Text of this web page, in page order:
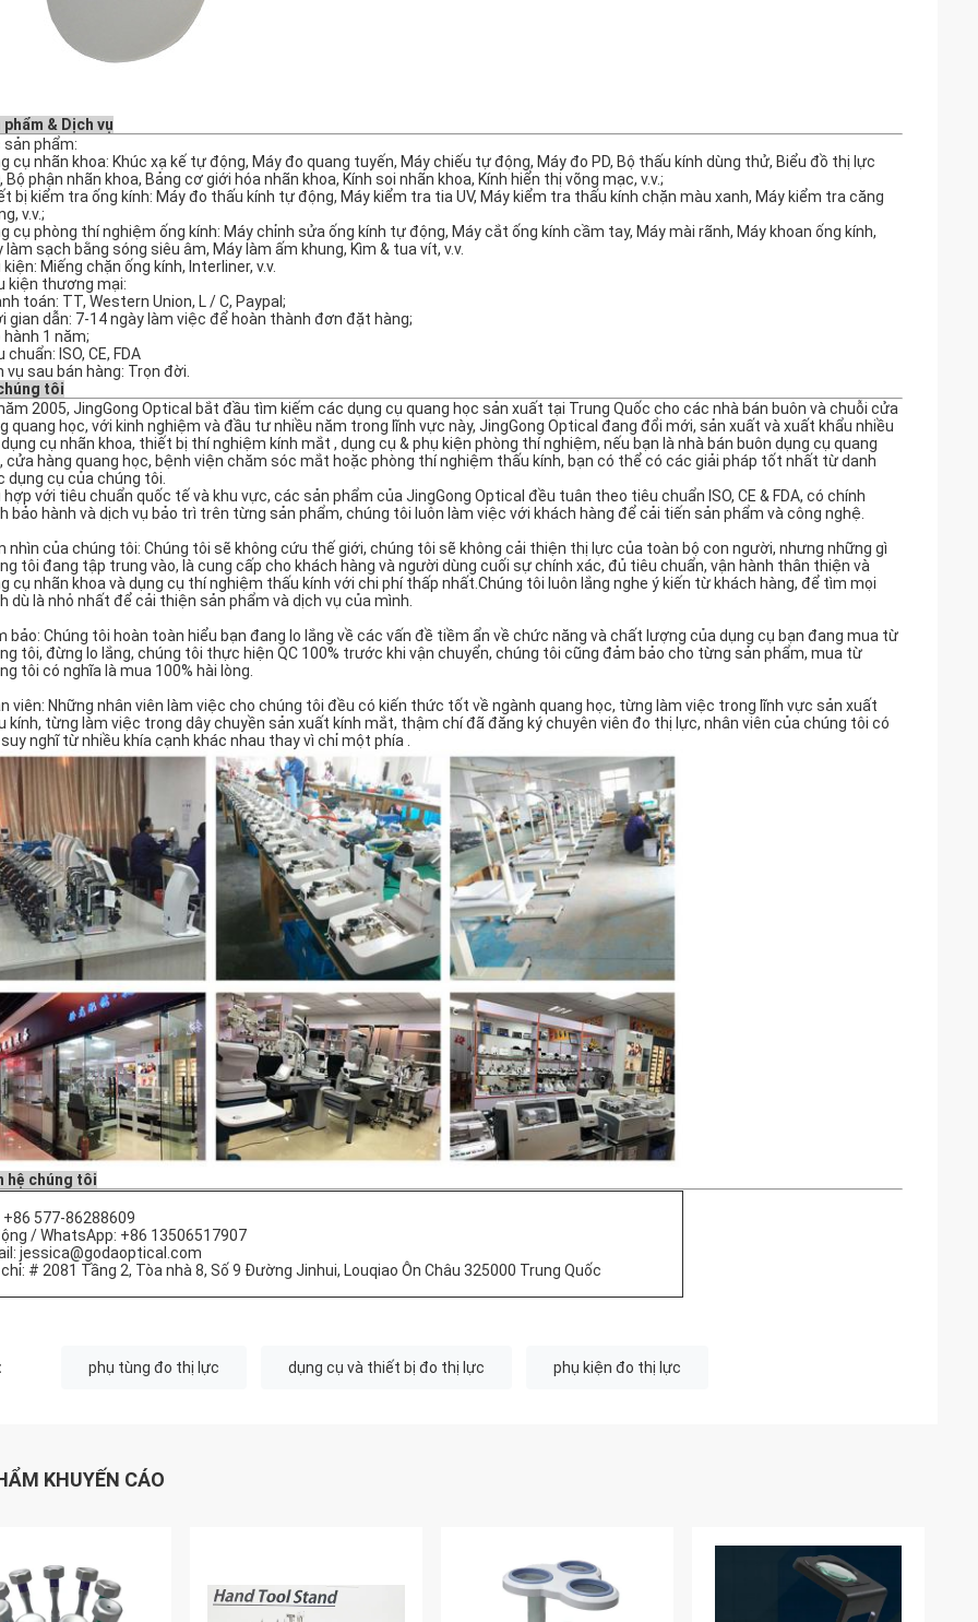
phẩm & Dịch vụ
sản phẩm:
cụ nhãn khoa: Khúc xạ kế tự động, Máy đo quang tuyến, Máy chiếu tự động, Máy đo PD, Bộ thấu kính dùng thử, Biểu đồ thị lực
Bộ phận nhãn khoa, Bảng cơ giới hóa nhãn khoa, Kính soi nhãn khoa, Kính hiển thị võng mạc, v.v.;
bị kiểm tra ống kính: Máy đo thấu kính tự động, Máy kiểm tra tia UV, Máy kiểm tra thấu kính chặn màu xanh, Máy kiểm tra căng
v.v.;
cụ phòng thí nghiệm ống kính: Máy chỉnh sửa ống kính tự động, Máy cắt ống kính cầm tay, Máy mài rãnh, Máy khoan ống kính,
làm sạch bằng sóng siêu âm, Máy làm ấm khung, Kìm & tua vít, v.v.
kiện: Miếng chặn ống kính, Interliner, v.v.
kiện thương mại:
toán: TT, Western Union, L / C, Paypal;
gian dẫn: 7-14 ngày làm việc để hoàn thành đơn đặt hàng;
hành 1 năm;
chuẩn: ISO, CE, FDA
vụ sau bán hàng: Trọn đời.
tôi
2005, JingGong Optical bắt đầu tìm kiếm các dụng cụ quang học sản xuất tại Trung Quốc cho các nhà bán buôn và chuỗi cửa
quang học, với kinh nghiệm và đầu tư nhiều năm trong lĩnh vực này, JingGong Optical đang đổi mới, sản xuất và xuất khẩu nhiều
dụng cụ nhãn khoa, thiết bị thí nghiệm kính mắt , dụng cụ & phụ kiện phòng thí nghiệm, nếu bạn là nhà bán buôn dụng cụ quang
cửa hàng quang học, bệnh viện chăm sóc mắt hoặc phòng thí nghiệm thấu kính, bạn có thể có các giải pháp tốt nhất từ ​​danh
dụng cụ của chúng tôi.
hợp với tiêu chuẩn quốc tế và khu vực, các sản phẩm của JingGong Optical đều tuân theo tiêu chuẩn ISO, CE & FDA, có chính
bảo hành và dịch vụ bảo trì trên từng sản phẩm, chúng tôi luôn làm việc với khách hàng để cải tiến sản phẩm và công nghệ.
nhìn của chúng tôi: Chúng tôi sẽ không cứu thế giới, chúng tôi sẽ không cải thiện thị lực của toàn bộ con người, nhưng những gì
tôi đang tập trung vào, là cung cấp cho khách hàng và người dùng cuối sự chính xác, đủ tiêu chuẩn, vận hành thân thiện và
cụ nhãn khoa và dụng cụ thí nghiệm thấu kính với chi phí thấp nhất.Chúng tôi luôn lắng nghe ý kiến ​​từ khách hàng, để tìm mọi
dù là nhỏ nhất để cải thiện sản phẩm và dịch vụ của mình.
bảo: Chúng tôi hoàn toàn hiểu bạn đang lo lắng về các vấn đề tiềm ẩn về chức năng và chất lượng của dụng cụ bạn đang mua từ
tôi, đừng lo lắng, chúng tôi thực hiện QC 100% trước khi vận chuyển, chúng tôi cũng đảm bảo cho từng sản phẩm, mua từ
tôi có nghĩa là mua 100% hài lòng.
viên: Những nhân viên làm việc cho chúng tôi đều có kiến ​​thức tốt về ngành quang học, từng làm việc trong lĩnh vực sản xuất
kính, từng làm việc trong dây chuyền sản xuất kính mắt, thậm chí đã đăng ký chuyên viên đo thị lực, nhân viên của chúng tôi có
nghĩ từ nhiều khía cạnh khác nhau thay vì chỉ một phía .
hệ chúng tôi
577-86288609
/ WhatsApp: +86 13506517907
jessica@godaoptical.com
# 2081 Tầng 2, Tòa nhà 8, Số 9 Đường Jinhui, Louqiao Ôn Châu 325000 Trung Quốc
phụ tùng đo thị lực dụng cụ và thiết bị đo thị lực phụ kiện đo thị lực
KHUYẾN CÁO